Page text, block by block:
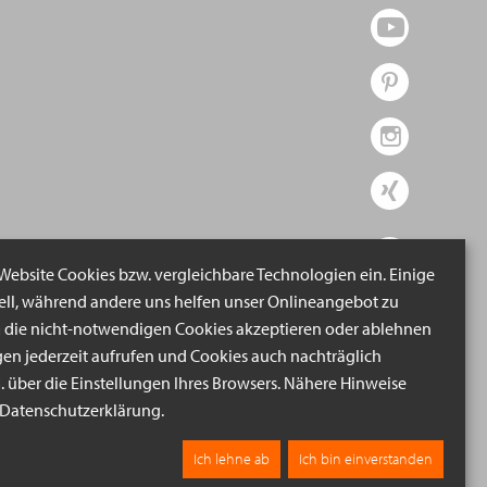
Cookies bzw. vergleichbare Technologien ein. Einige
während andere uns helfen unser Onlineangebot zu
die nicht-notwendigen Cookies akzeptieren oder ablehnen
jederzeit aufrufen und Cookies auch nachträglich
über die Einstellungen Ihres Browsers. Nähere Hinweise
Ich lehne ab Ich bin einverstanden